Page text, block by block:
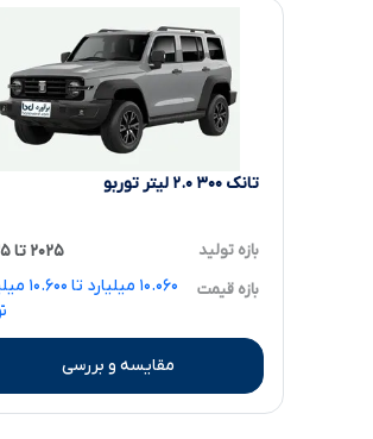
تانک ۳۰۰ ۲.۰ لیتر توربو
بازه تولید ۲۰۲۵ تا ۲۰۲۵
بازه قیمت
۱۰.۰۶۰
مقایسه و بررسی